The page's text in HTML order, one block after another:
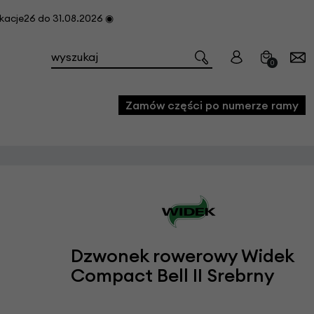
do 31.08.2026 ◉
0
Zamów części po numerze ramy
Dzwonek rowerowy Widek
Compact Bell II Srebrny